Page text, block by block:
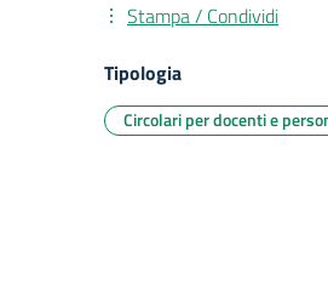
Stampa / Condividi
Tipologia
Circolari per docenti e